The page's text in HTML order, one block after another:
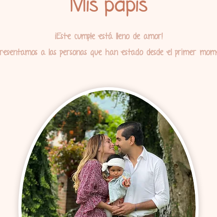
¡Este cumple está lleno de amor!
a las personas que han estado desde el primer